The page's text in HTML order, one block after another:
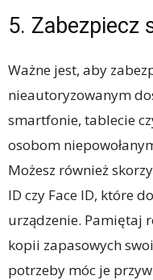
5. Zabezpiecz
Ważne jest, aby
nieautoryzowanym
smartfonie, tablecie
osobom
Możesz również
ID czy Face ID, które
urządzenie. Pamiętaj
kopii zapasowych
potrzeby móc je